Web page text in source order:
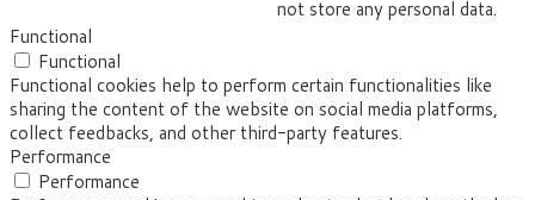
not store any personal data.
Functional
Functional
Functional cookies help to perform certain functionalities like
sharing the content of the website on social media platforms,
collect feedbacks, and other third-party features.
Performance
Performance